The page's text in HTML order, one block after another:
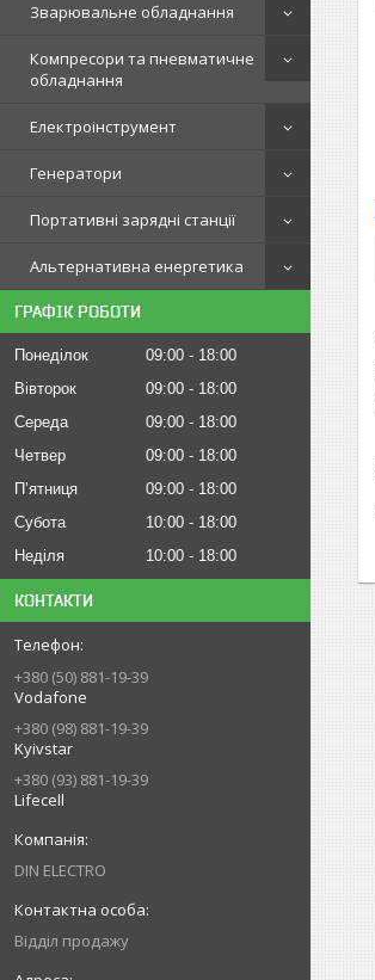
Зварювальне обладнання
Компресори та пневматичне
обладнання
Електроінструмент
Генератори
Портативні зарядні станції
Альтернативна енергетика
ГРАФІК РОБОТИ
Понеділок 09:00
18:00
Вівторок
09:00
18:00
Середа
09:00
18:00
Четвер
09:00
18:00
Пʼятниця
09:00
18:00
Субота
10:00
18:00
Неділя
10:00 18:00
КОНТАКТИ
+380 (50) 881-19-39
Vodafone
+380 (98) 881-19-39
Kyivstar
+380 (93) 881-19-39
Lifecell
DIN ELECTRO
Відділ продажу